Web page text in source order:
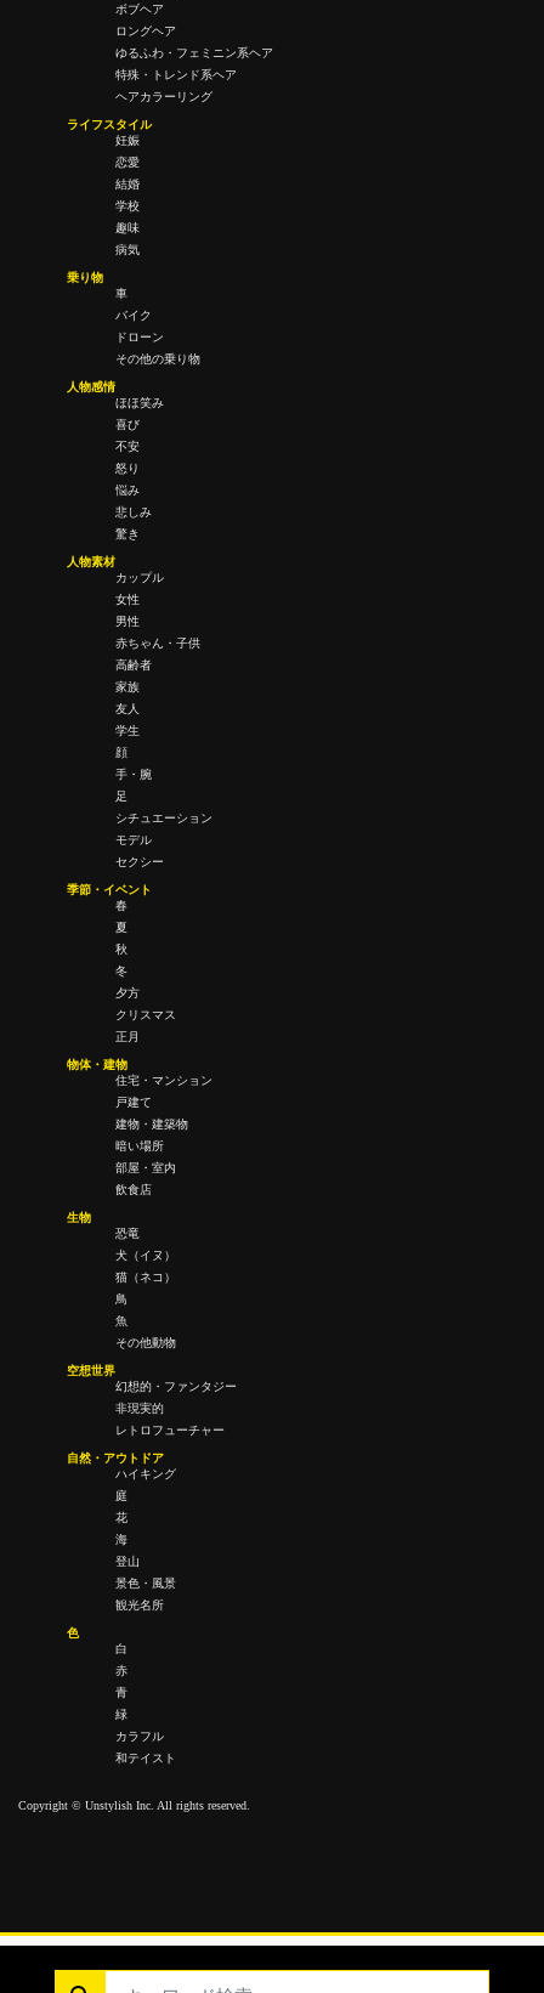
ボブヘア
ロングヘア
ゆるふわ・フェミニン系ヘア
特殊・トレンド系ヘア
ヘアカラーリング
ライフスタイル
妊娠
恋愛
結婚
学校
趣味
病気
乗り物
車
バイク
ドローン
その他の乗り物
人物感情
ほほ笑み
喜び
不安
怒り
悩み
悲しみ
驚き
人物素材
カップル
女性
男性
赤ちゃん・子供
高齢者
家族
友人
学生
顔
手・腕
足
シチュエーション
モデル
セクシー
季節・イベント
春
夏
秋
冬
夕方
クリスマス
正月
物体・建物
住宅・マンション
戸建て
建物・建築物
暗い場所
部屋・室内
飲食店
生物
恐竜
犬（イヌ）
猫（ネコ）
鳥
魚
その他動物
空想世界
幻想的・ファンタジー
非現実的
レトロフューチャー
自然・アウトドア
ハイキング
庭
花
海
登山
景色・風景
観光名所
色
白
赤
青
緑
カラフル
和テイスト
Copyright © Unstylish Inc. All rights reserved.